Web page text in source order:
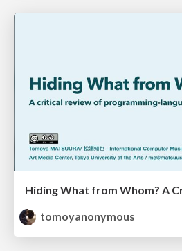
tomoyanonymous